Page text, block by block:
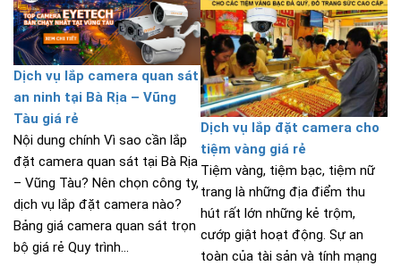
Dịch vụ lắp camera quan sát
an ninh tại Bà Rịa – Vũng
Tàu giá rẻ
Nội dung chính Vì sao cần lắp
đặt camera quan sát tại Bà Rịa
– Vũng Tàu? Nên chọn công ty,
dịch vụ lắp đặt camera nào?
Bảng giá camera quan sát trọn
bộ giá rẻ Quy trình...
Dịch vụ lắp đặt camera cho
tiệm vàng giá rẻ
Tiệm vàng, tiệm bạc, tiệm nữ
trang là những địa điểm thu
hút rất lớn những kẻ trộm,
cướp giật hoạt động. Sự an
toàn của tài sản và tính mạng